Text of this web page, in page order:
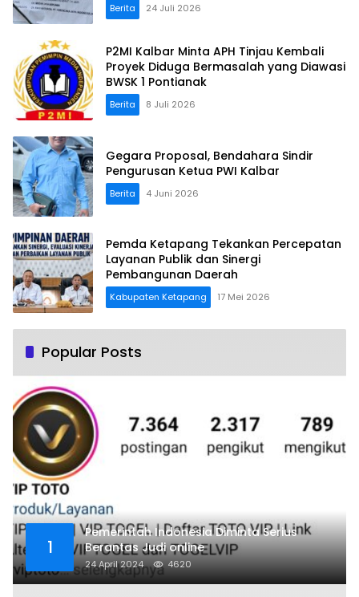
Berita 24 Juli 2026
P2MI Kalbar Minta APH Tinjau Kembali
Proyek Diduga Bermasalah yang Diawasi
BWSK 1 Pontianak
Berita 8 Juli 2026
Gegara Proposal, Bendahara Sindir
Pengurusan Ketua PWI Kalbar
Berita 4 Juni 2026
Pemda Ketapang Tekankan Percepatan
Layanan Publik dan Sinergi
Pembangunan Daerah
Kabupaten Ketapang 17 Mei 2026
Popular Posts
1
Pemerintah Indonesia Diminta Serius
Berantas Judi online
24 April 2024 4620